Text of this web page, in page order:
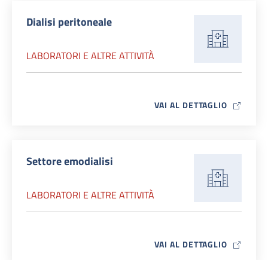
Dialisi peritoneale
LABORATORI E ALTRE ATTIVITÀ
VAI AL DETTAGLIO MAP ICON
Settore emodialisi
LABORATORI E ALTRE ATTIVITÀ
VAI AL DETTAGLIO MAP ICON